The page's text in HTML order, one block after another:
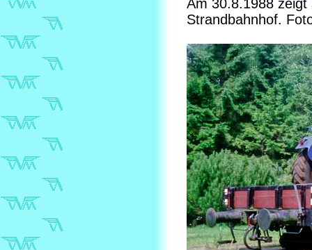
Am 30.8.1988
Strandbahnhof.